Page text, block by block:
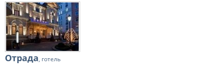
Отрада, готель